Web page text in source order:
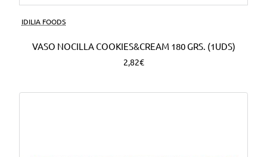
IDILIA FOODS
VASO NOCILLA COOKIES&CREAM 180 GRS. (1UDS)
2,82€